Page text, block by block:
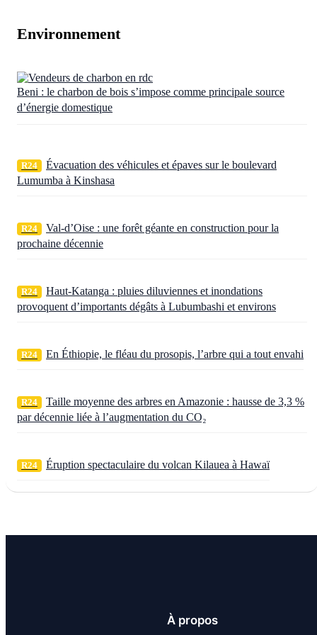
Environnement
Beni : le charbon de bois s’impose comme principale source
d’énergie domestique
R24
Évacuation des véhicules et épaves sur le boulevard
Lumumba à Kinshasa
R24
Val-d’Oise : une forêt géante en construction pour la
prochaine décennie
R24
Haut-Katanga : pluies diluviennes et inondations
provoquent d’importants dégâts à Lubumbashi et environs
R24 En Éthiopie, le fléau du prosopis, l’arbre qui a tout envahi
R24
Taille moyenne des arbres en Amazonie : hausse de 3,3 %
par décennie liée à l’augmentation du CO₂
R24 Éruption spectaculaire du volcan Kilauea à Hawaï
À propos